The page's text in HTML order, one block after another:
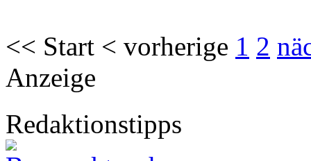
<< Start < vorherige 1 2
Anzeige
Redaktionstipps